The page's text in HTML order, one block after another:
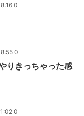
0
0
りきっちゃった感
0